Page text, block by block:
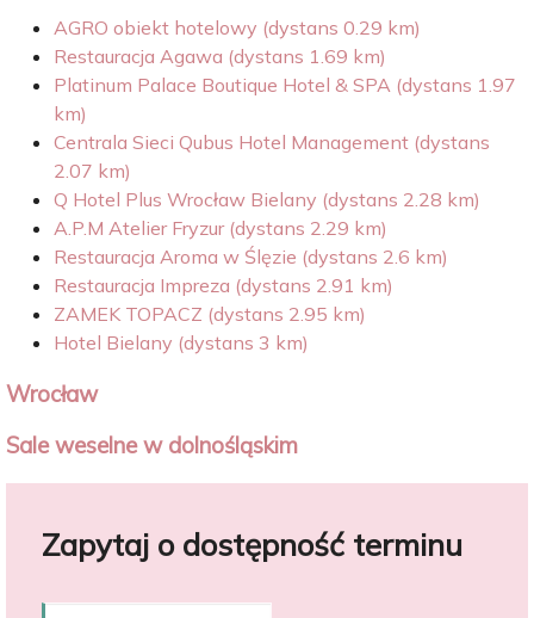
AGRO obiekt hotelowy (dystans 0.29 km)
Restauracja Agawa (dystans 1.69 km)
Platinum Palace Boutique Hotel & SPA (dystans 1.97
km)
Centrala Sieci Qubus Hotel Management (dystans
2.07 km)
Q Hotel Plus Wrocław Bielany (dystans 2.28 km)
A.P.M Atelier Fryzur (dystans 2.29 km)
Restauracja Aroma w Ślęzie (dystans 2.6 km)
Restauracja Impreza (dystans 2.91 km)
ZAMEK TOPACZ (dystans 2.95 km)
Hotel Bielany (dystans 3 km)
Wrocław
Sale weselne w dolnośląskim
Zapytaj o dostępność terminu